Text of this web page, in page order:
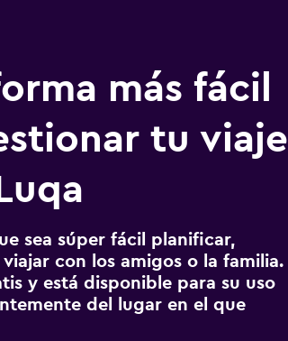
más fácil
tu viaje
sea súper fácil planificar,
con los amigos o la familia.
y está disponible para su uso
del lugar en el que